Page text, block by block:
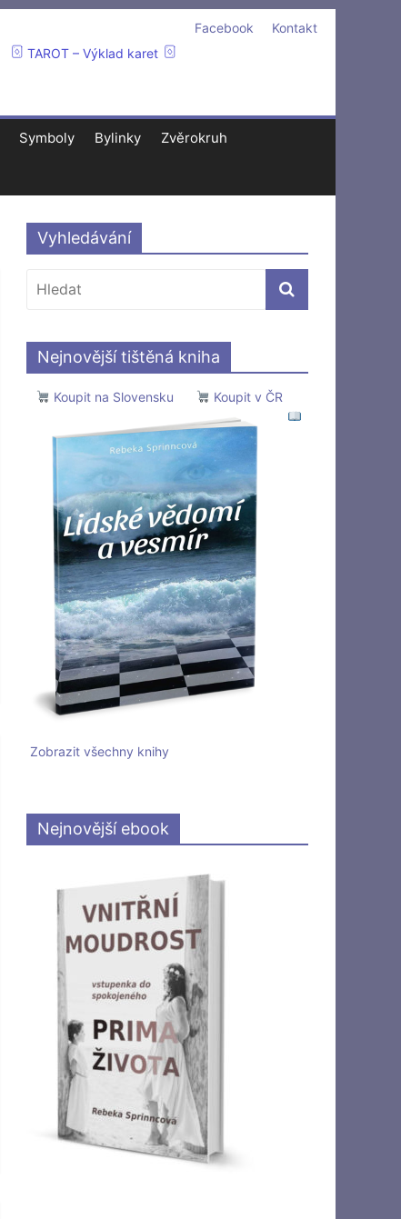
Kontakt
Facebook
TAROT – Výklad karet
Symboly Bylinky Zvěrokruh
Vyhledávání
Nejnovější tištěná kniha
Koupit na Slovensku Koupit v ČR
Zobrazit všechny knihy
Nejnovější ebook